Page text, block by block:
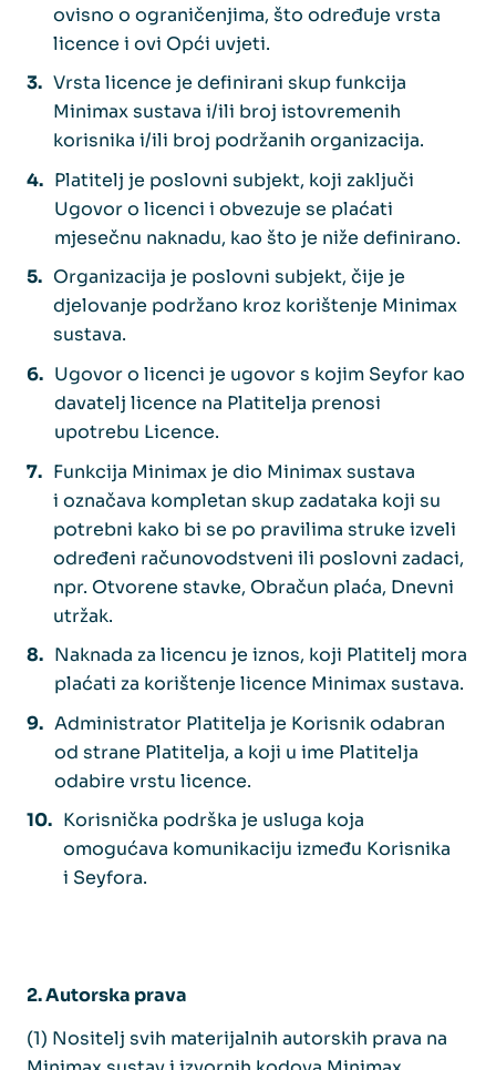
ovisno o ograničenjima, što određuje vrsta
licence i ovi Opći uvjeti.
Vrsta licence je definirani skup funkcija
Minimax sustava i/ili broj istovremenih
korisnika i/ili broj podržanih organizacija.
Platitelj je poslovni subjekt, koji zaključi
Ugovor o licenci i obvezuje se plaćati
mjesečnu naknadu, kao što je niže definirano.
Organizacija je poslovni subjekt, čije je
djelovanje podržano kroz korištenje Minimax
sustava.
Ugovor o licenci je ugovor s kojim Seyfor kao
davatelj licence na Platitelja prenosi
upotrebu Licence.
Funkcija Minimax je dio Minimax sustava
i označava kompletan skup zadataka koji su
potrebni kako bi se po pravilima struke izveli
određeni računovodstveni ili poslovni zadaci,
npr. Otvorene stavke, Obračun plaća, Dnevni
utržak.
Naknada za licencu je iznos, koji Platitelj mora
plaćati za korištenje licence Minimax sustava.
Administrator Platitelja je Korisnik odabran
od strane Platitelja, a koji u ime Platitelja
odabire vrstu licence.
Korisnička podrška je usluga koja
omogućava komunikaciju između Korisnika
i Seyfora.
2. Autorska prava
(1) Nositelj svih materijalnih autorskih prava na